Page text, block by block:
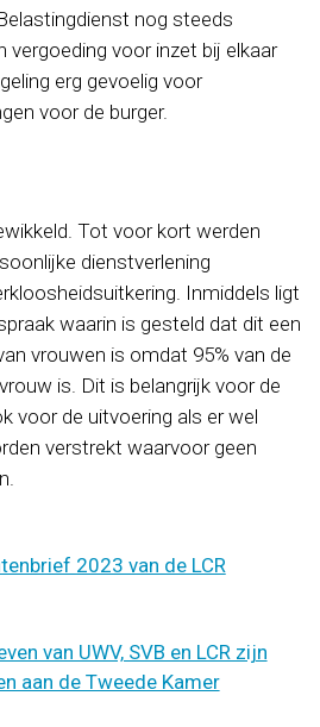
nog steeds
vergoeding voor inzet bij elkaar
erg gevoelig voor
voor de burger.
Tot voor kort werden
dienstverlening
Inmiddels ligt
waarin is gesteld dat dit een
vrouwen is omdat 95% van de
is. Dit is belangrijk voor de
voor de uitvoering als er wel
verstrekt waarvoor geen
2023 van de LCR
van UWV, SVB en LCR zijn
aan de Tweede Kamer